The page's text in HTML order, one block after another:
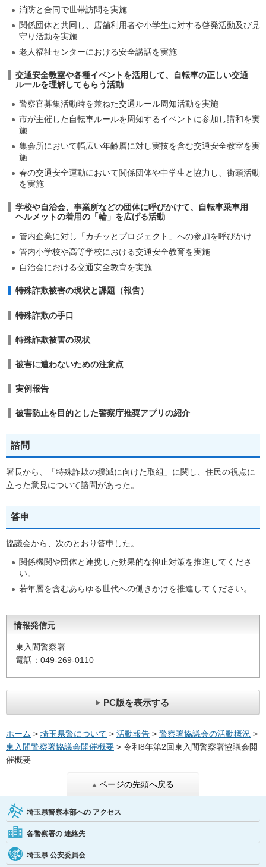
消防と合同で世帯訪問を実施
関係団体と共同し、店舗利用者や小学生に対する啓発活動及び見
守り活動を実施
老人福祉センターにおける安全講話を実施
交通安全教室や各種イベントを活用して、自転車の正しい交通
ルールを理解してもらう活動
警察官募集活動時を兼ねた交通ルール周知活動を実施
市が主催した自転車ルールを周知するイベントに参加し講和を実
施
集会所において幅広い年齢層に対し実技を含む交通安全教室を実
施
春の交通安全運動において関係団体や中学生と協力し、街頭活動
を実施
学校や自治会、事業所などの団体に呼びかけて、自転車乗車用
ヘルメットの着用の「輪」を広げる活動
管内企業に対し「カチッとプロジェクト」への参加を呼びかけ
管内小学校や高等学校における交通安全教育を実施
自治会における交通安全教育を実施
特殊詐欺被害の現状と課題（報告）
特殊詐欺の手口
特殊詐欺被害の現状
被害に遭わないための注意点
実例報告
被害防止を目的とした警察庁推奨アプリの紹介
諮問
署長から、「特殊詐欺の撲滅に向けた取組」に関し、住民の視点に
立った意見について諮問があった。
答申
協議会から、次のとおり答申した。
関係機関や団体と連携した効果的な抑止対策を推進してくださ
い。
若年層を含むあらゆる世代への働きかけを推進してください。
情報発信元
東入間警察署
電話：049-269-0110
PC版を表示する
ホーム > 埼玉県警について > 活動報告 > 警察署協議会の活動概況 >
東入間警察署協議会開催概要 > 令和8年第2回東入間警察署協議会開
催概要
ページの先頭へ戻る
埼玉県警察本部への アクセス
各警察署の 連絡先
埼玉県 公安委員会